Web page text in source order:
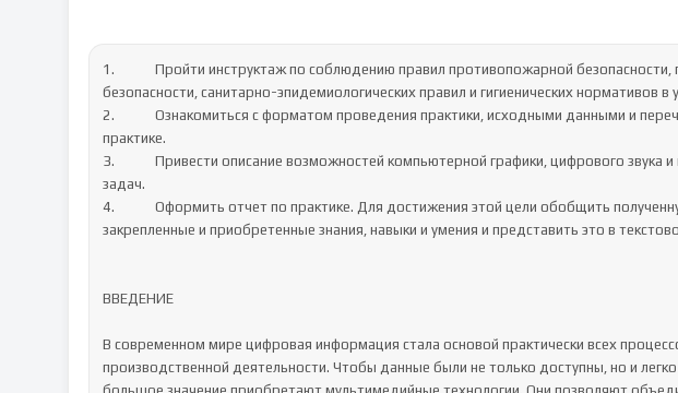
1.		Пройти инструктаж по соблюдению правил противопожарной безопасности, правил охраны труда, техники
безопасности, санитарно-эпидемиологических правил и гигиенических нормативов
2.		Ознакомиться с форматом проведения практики, исходными данными и перечнем отчетных документов по
практике.
3.		Привести описание возможностей компьютерной графики, цифрового звука и видео для решения прикладных
задач.
4.		Оформить отчет по практике. Для достижения этой цели обобщить полученную информацию, сформулировать
закрепленные и приобретенные знания, навыки и умения и представить это в
ВВЕДЕНИЕ
В современном мире цифровая информация стала основой практически всех
производственной деятельности. Чтобы данные были не только доступны, но и